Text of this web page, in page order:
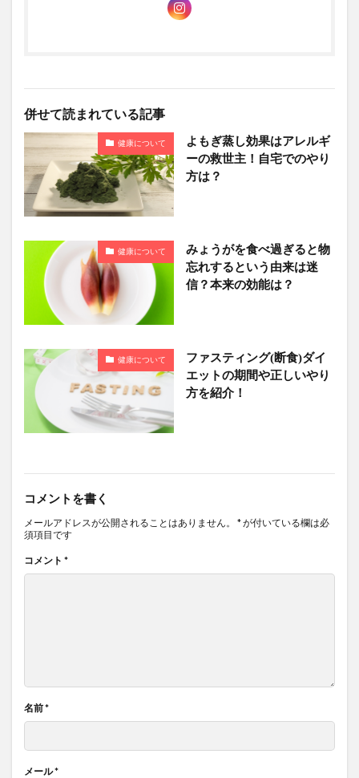
併せて読まれている記事
健康について
よもぎ蒸し効果はアレルギ
ーの救世主！自宅でのやり
方は？
健康について
みょうがを食べ過ぎると物
忘れするという由来は迷
信？本来の効能は？
健康について
ファスティング(断食)ダイ
エットの期間や正しいやり
方を紹介！
コメントを書く
メールアドレスが公開されることはありません。 *が付いている欄は必
須項目です
コメント *
名前*
メール*